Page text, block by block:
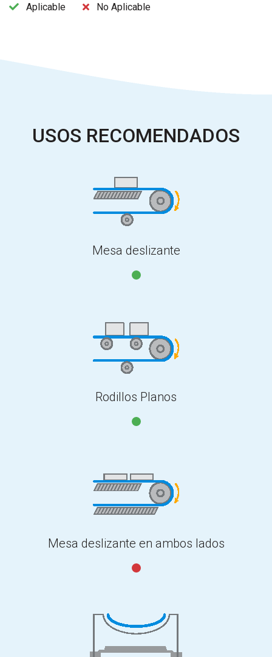
Aplicable No Aplicable
USOS RECOMENDADOS
Mesa deslizante
Rodillos Planos
Mesa deslizante en ambos lados